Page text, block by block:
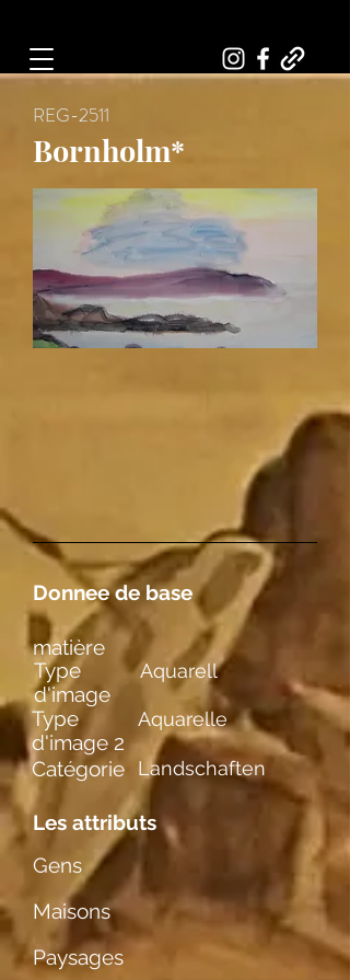
REG-2511
Bornholm*
Donnee de base
Type
d'image
Aquarell
Type
d'image 2
Aquarelle
Catégorie Landschaften
Les attributs
Gens
Maisons
Paysages
matière